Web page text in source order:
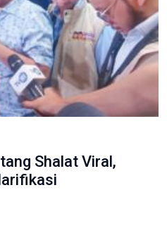
Shalat Viral,